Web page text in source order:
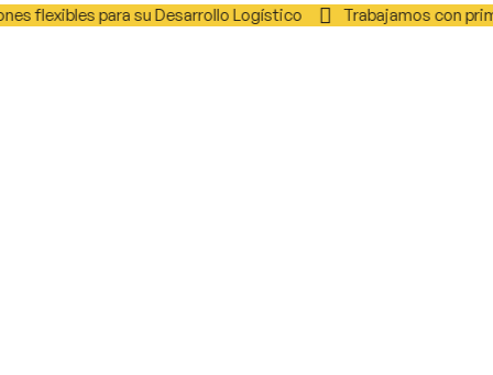
flexibles para su Desarrollo Logístico Trabajamos con